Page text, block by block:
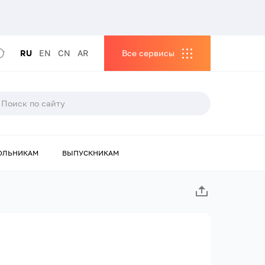
RU EN CN AR Все сервисы
ВЫПУСКНИКАМ